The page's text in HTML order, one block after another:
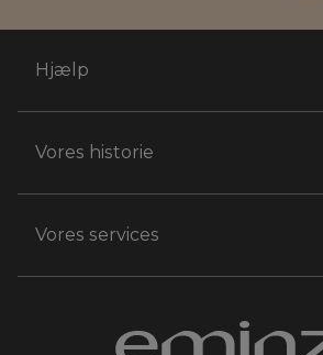
Hjælp
Vores historie
Vores services